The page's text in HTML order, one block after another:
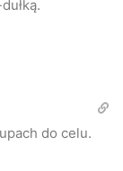
do celu.